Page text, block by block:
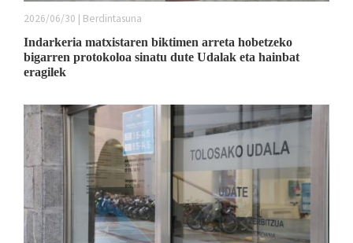
2026/06/30 | Berdintasuna
Indarkeria matxistaren biktimen arreta hobetzeko
bigarren protokoloa sinatu dute Udalak eta hainbat
eragilek